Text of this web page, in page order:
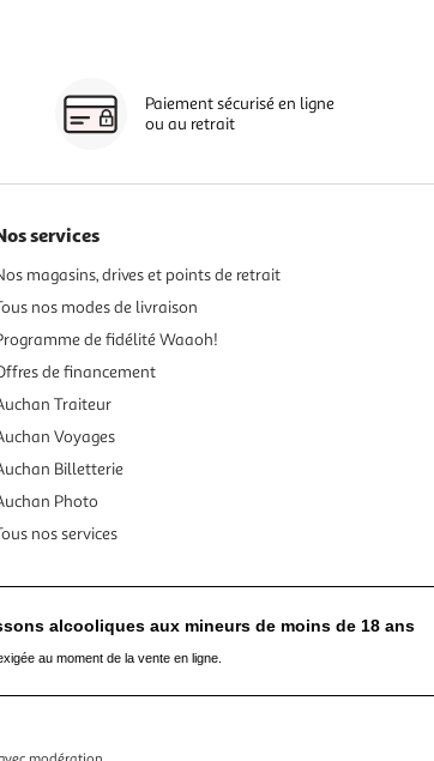
Paiement sécurisé en ligne
ou au retrait
services
magasins, drives et points de retrait
nos modes de livraison
de fidélité Waaoh!
de financement
Traiteur
Voyages
Billetterie
Photo
nos services
alcooliques aux mineurs de moins de 18 ans
au moment de la vente en ligne.